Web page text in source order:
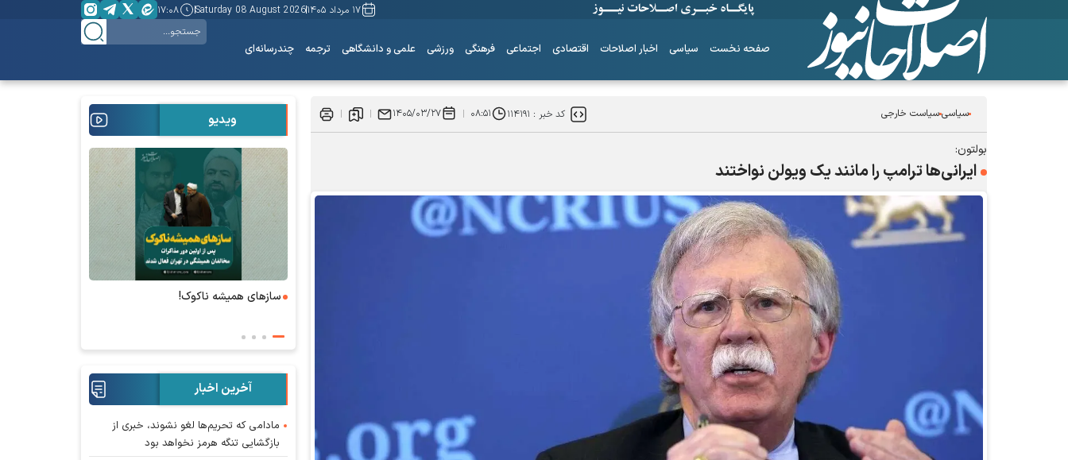
۱۷ مرداد ۱۴۰۵ Saturday 08 August 2026 ۱۷:۰۸
صفحه نخست سیاسی اخبار اصلاحات اقتصادی اجتماعی فرهنگی ورزشی علمی و دانشگاهی ترجمه چندرسانه‌ای
سیاسیسیاست خارجی کد خبر : ۱۱۴۱۹۱ ۰۸:۵۱ ۱۴۰۵/۰۳/۲۷
بولتون:
ایرانی‌ها ترامپ را مانند یک ویولن نواختند
ویدیو
ساز‌های همیشه ناکوک!
آخرین اخبار
مادامی که تحریم‌ها لغو نشوند، خبری از
بازگشایی تنگه هرمز نخواهد بود